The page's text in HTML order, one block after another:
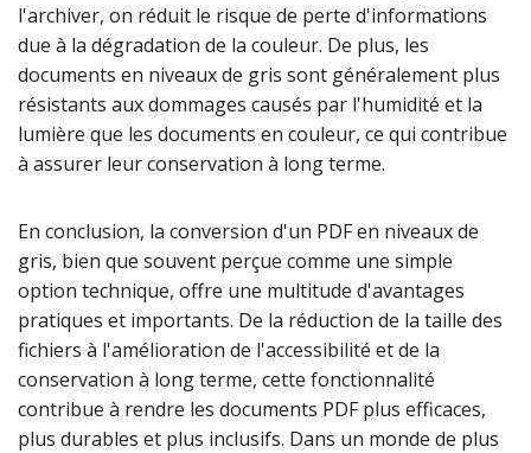
l'archiver, on réduit le risque de perte d'informations
due à la dégradation de la couleur. De plus, les
documents en niveaux de gris sont généralement plus
résistants aux dommages causés par l'humidité et la
lumière que les documents en couleur, ce qui contribue
à assurer leur conservation à long terme.
En conclusion, la conversion d'un PDF en niveaux de
gris, bien que souvent perçue comme une simple
option technique, offre une multitude d'avantages
pratiques et importants. De la réduction de la taille des
fichiers à l'amélioration de l'accessibilité et de la
conservation à long terme, cette fonctionnalité
contribue à rendre les documents PDF plus efficaces,
plus durables et plus inclusifs. Dans un monde de plus